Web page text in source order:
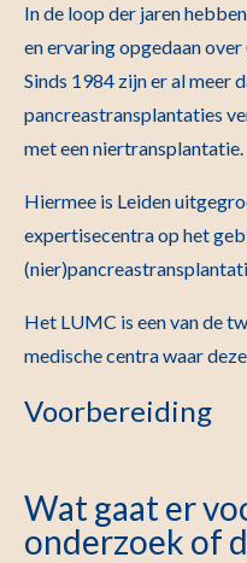
In de loop der jaren
en ervaring opgedaan
Sinds 1984 zijn er al meer
pancreastransplantaties
met een niertransplantatie.
Hiermee is Leiden
expertisecentra op het
Het LUMC is een van de
medische centra waar
Voorbereiding
Wat gaat er
onderzoek of